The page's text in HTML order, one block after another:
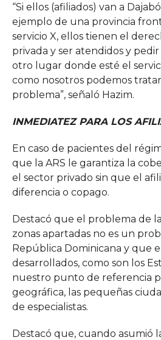
“Si ellos (afiliados) van a
ejemplo de una provincia
servicio X, ellos tienen el
privada y ser atendidos y
otro lugar donde esté el
como nosotros podemos
problema”, señaló Hazim.
INMEDIATEZ PARA LOS
En caso de pacientes del
que la ARS le garantiza la
el sector privado sin que el
diferencia o copago.
Destacó que el problema de
zonas apartadas no es un
República Dominicana y que
desarrollados, como son los
nuestro punto de referencia
geográfica, las pequeñas
de especialistas.
Destacó que, cuando asumió